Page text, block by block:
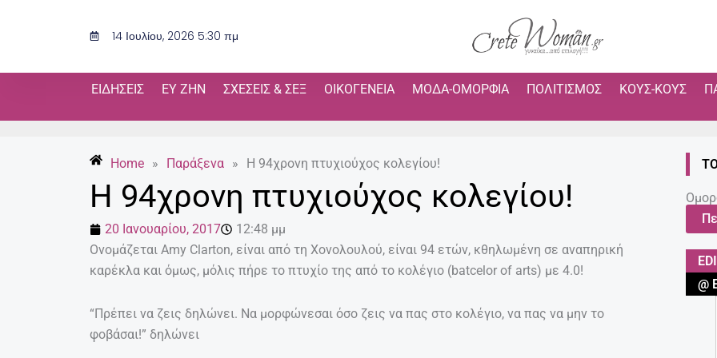
14 Ιουλίου, 2026 5:30 πμ
ΕΙΔΉΣΕΙΣ ΕΥ ΖΗΝ ΣΧΈΣΕΙΣ & ΣΕΞ ΟΙΚΟΓΈΝΕΙΑ ΜΌΔΑ-ΟΜΟΡΦΙΆ ΠΟΛΙΤΙΣΜΌΣ ΚΟΥΣ-ΚΟΥΣ
Home » Παράξενα » Η 94χρονη πτυχιούχος κολεγίου!
Η 94χρονη πτυχιούχος κολεγίου!
20 Ιανουαρίου, 2017
12:48 μμ
Ονομάζεται Amy Clarton, είναι από τη Χονολουλού, είναι 94 ετών, κθηλωμένη σε αναπηρική
καρέκλα και όμως, μόλις πήρε το πτυχίο της από το κολέγιο (batcelor of arts) με 4.0!
“Πρέπει να ζεις δηλώνει. Να μορφώνεσαι όσο ζεις να πας στο κολέγιο, να πας να μην το
φοβάσαι!” δηλώνει
@